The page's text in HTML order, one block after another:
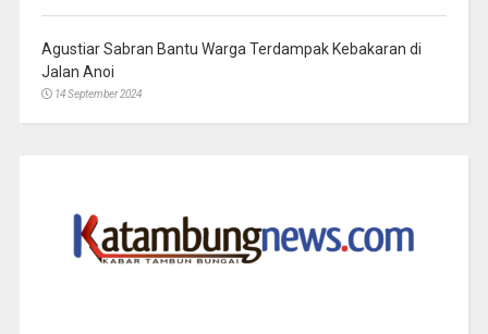
Agustiar Sabran Bantu Warga Terdampak Kebakaran di
Jalan Anoi
14 September 2024